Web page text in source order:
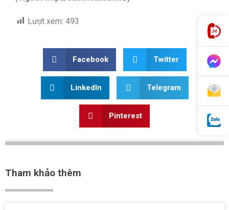
Lượt xem: 493
Facebook Twitter
LinkedIn Telegram
Pinterest
Tham khảo thêm